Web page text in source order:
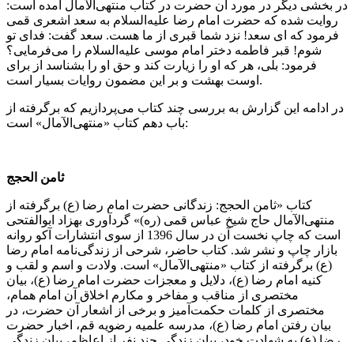
در بخشی دیگر در مورد آن حضرت در کتاب منتهی‌الآمال آمده است:
روایت شده که حضرت امام رضا علیه‌السلام به سعد اشعری قمی
فرمود که ای سعد! نزد شما قبری از ما هست. سعد گفت: فدای تو
شوم! قبر فاطمه دختر امام موسی علیه‌السلام را می‌فرمایی؟
فرمود: بلی، هر که او را زیارت کند و حق او را بشناسد از برای
اوست بهشت و بر این مضمون روایات بسیار است.
در ادامه این گزارش به بررسی چند کتاب می‌پردازیم که برگرفته از
باب دهم کتاب «منتهی‌الآمال» است:
ثامن الحجج
کتاب «ثامن الحجج: زندگانی حضرت امام رضا (ع) برگرفته از
منتهی‌الآمال حاج شیخ عباس قمی (ره)» گردآوری بهزاد ابوالفتحی
است که چاپ نخست آن در سال 1396 از سوی انتشارات آکو روانه
بازار چاپ و نشر شد. کتاب حاضر، شرحی از زندگی‌نامه امام رضا
(ع) برگرفته از کتاب «منتهی‌الآمال» است. ولادت و اسم و لقب و
کنیه امام رضا (ع)، دلایل و معجزات حضرت امام رضا (ع)، بیان
مختصری از مناقب و مفاخر و مکارم اخلاق آن امام همام،
مختصری از کلمات حکمت‌آمیز و برخی از اشعار آن حضرت، در
بیان رفتن امام رضا (ع)، مدرسه علمیه رضویه قم، اخبار حضرت